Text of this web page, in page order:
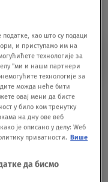
govore da je sve
u "Saundtreku
svoj 10.
као што су подаци
и приступамо им на
технологије за
"ми и наши партнери
технологије за
можда неће бити
овај мени да бисте
у било ком тренутку
на дну ове веб
је описано у делу: Wеб
приватности. Више
да бисмо